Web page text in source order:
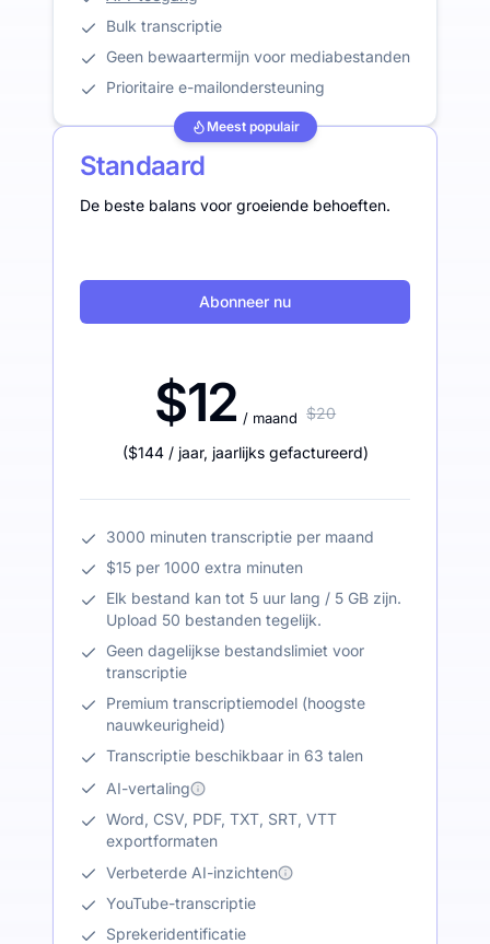
Bulk transcriptie
Geen bewaartermijn voor mediabestanden
Prioritaire e-mailondersteuning
Meest populair
Standaard
De beste balans voor groeiende behoeften.
Abonneer nu
$12 / maand $20
($144 / jaar, jaarlijks gefactureerd)
3000 minuten transcriptie per maand
$15 per 1000 extra minuten
Elk bestand kan tot 5 uur lang / 5 GB zijn.
Upload 50 bestanden tegelijk.
Geen dagelijkse bestandslimiet voor
transcriptie
Premium transcriptiemodel (hoogste
nauwkeurigheid)
Transcriptie beschikbaar in 63 talen
AI-vertaling
Word, CSV, PDF, TXT, SRT, VTT
exportformaten
Verbeterde AI-inzichten
YouTube-transcriptie
Sprekeridentificatie